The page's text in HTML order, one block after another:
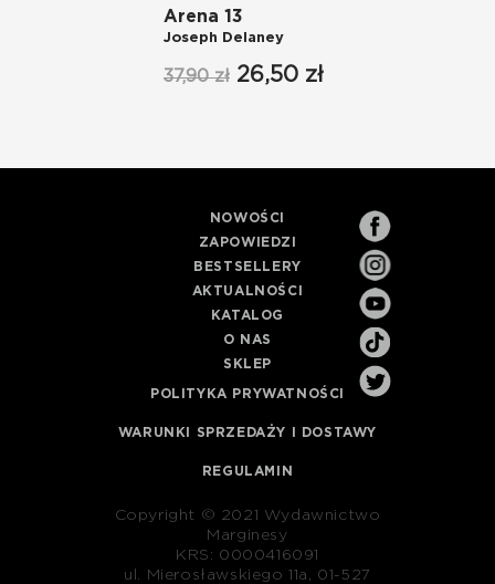
Arena 13
Joseph Delaney
37,90 zł 26,50 zł
NOWOŚCI
ZAPOWIEDZI
BESTSELLERY
AKTUALNOŚCI
KATALOG
O NAS
SKLEP
POLITYKA PRYWATNOŚCI
WARUNKI SPRZEDAŻY I DOSTAWY
REGULAMIN
Copyright © 2021 Wydawnictwo
Marginesy
KRS: 0000416091
ul. Mierosławskiego 11a, 01-527